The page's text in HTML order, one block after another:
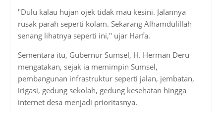
"Dulu kalau hujan ojek tidak mau kesini. Jalannya
rusak parah seperti kolam. Sekarang Alhamdulillah
senang lihatnya seperti ini," ujar Harfa.
Sementara itu, Gubernur Sumsel, H. Herman Deru
mengatakan, sejak ia memimpin Sumsel,
pembangunan infrastruktur seperti jalan, jembatan,
irigasi, gedung sekolah, gedung kesehatan hingga
internet desa menjadi prioritasnya.